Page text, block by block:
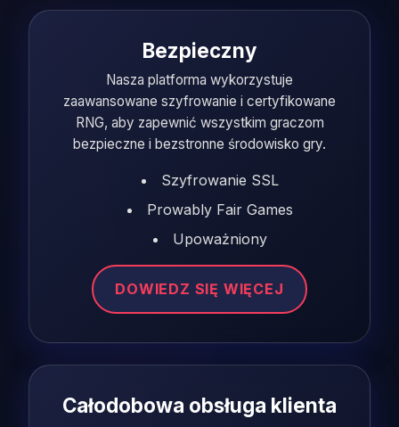
Bezpieczny
Nasza platforma wykorzystuje
zaawansowane szyfrowanie i certyfikowane
RNG, aby zapewnić wszystkim graczom
bezpieczne i bezstronne środowisko gry.
Szyfrowanie SSL
Prowably Fair Games
Upoważniony
DOWIEDZ SIĘ WIĘCEJ
Całodobowa obsługa klienta